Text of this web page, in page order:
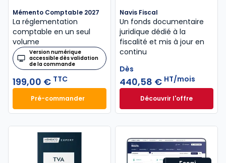
Mémento Comptable 2027
La réglementation
comptable en un seul
volume
Version numérique
accessible dès validation
de la commande
199,00 € TTC
Pré-commanderMémento Comptable 2027 à 199,00 € TTC
Navis Fiscal
Un fonds documentaire
juridique dédié à la
fiscalité et mis à jour en
continu
Dès
440,58 € HT/mois
Découvrir l'offre
Navis Fiscal à
Dès